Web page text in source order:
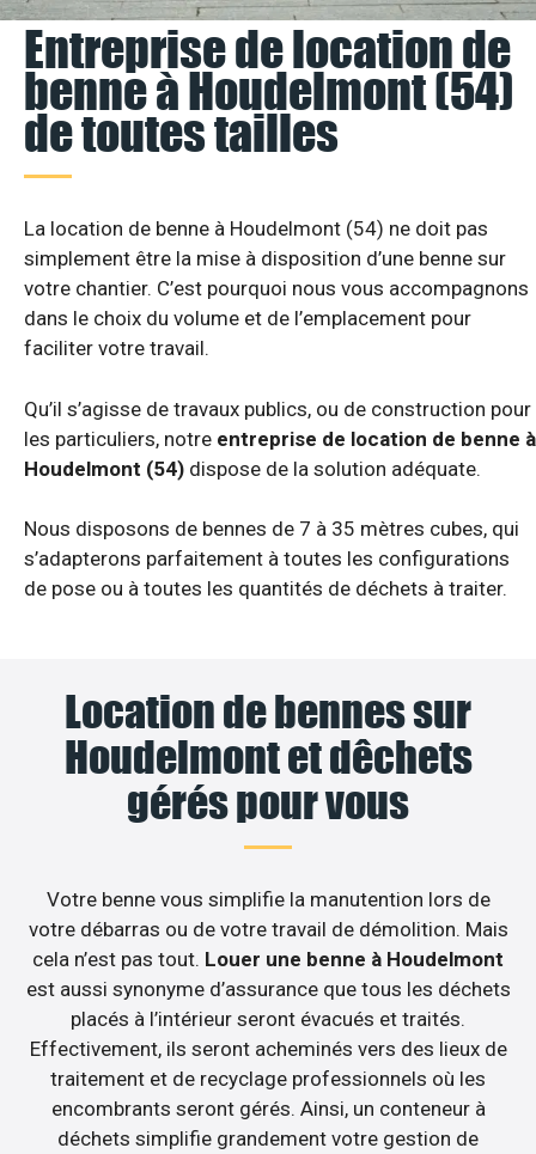
Entreprise de location de
benne à Houdelmont (54)
de toutes tailles
La location de benne à Houdelmont (54) ne doit pas
simplement être la mise à disposition d’une benne sur
votre chantier. C’est pourquoi nous vous accompagnons
dans le choix du volume et de l’emplacement pour
faciliter votre travail.
Qu’il s’agisse de travaux publics, ou de construction pour
les particuliers, notre entreprise de location de benne à
Houdelmont (54) dispose de la solution adéquate.
Nous disposons de bennes de 7 à 35 mètres cubes, qui
s’adapterons parfaitement à toutes les configurations
de pose ou à toutes les quantités de déchets à traiter.
Location de bennes sur
Houdelmont et dêchets
gérés pour vous
Votre benne vous simplifie la manutention lors de
votre débarras ou de votre travail de démolition. Mais
cela n’est pas tout. Louer une benne à Houdelmont
est aussi synonyme d’assurance que tous les déchets
placés à l’intérieur seront évacués et traités.
Effectivement, ils seront acheminés vers des lieux de
traitement et de recyclage professionnels où les
encombrants seront gérés. Ainsi, un conteneur à
déchets simplifie grandement votre gestion de